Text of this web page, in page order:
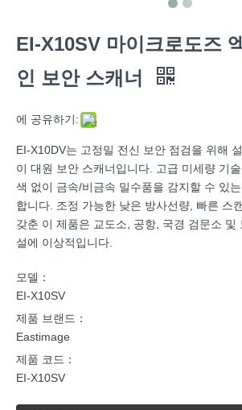
EI-X10SV 마이크로도즈
인 보안 스캐너
에 공유하기:
EI-X10DV는 고정밀 전신 보안 점검을 위해
이 대원 보안 스캐너입니다. 고급 미세량 기
색 없이 금속/비금속 밀수품을 감지할 수 있
합니다. 조정 가능한 낮은 방사선량, 빠른 스
갖춘 이 제품은 교도소, 공항, 국경 검문소 및
설에 이상적입니다.
모델：
EI-X10SV
제품 브랜드：
Eastimage
제품 코드：
EI-X10SV